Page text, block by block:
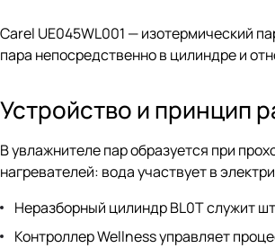
Carel UE045WL001 — изотермический
пара непосредственно в цилиндре и
Устройство и принцип
В увлажнителе пар образуется при
нагревателей: вода участвует в
Неразборный цилиндр BL0T служит
Контроллер Wellness управляет